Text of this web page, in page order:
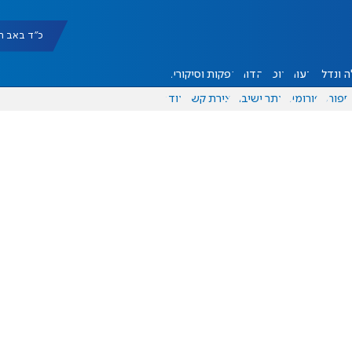
כ"ד באב תשפ"ו
ונדל"ן דעות אוכל יהדות הפקות וסיקורים
ספורט פורומים אתר ישיבה יצירת קשר עוד